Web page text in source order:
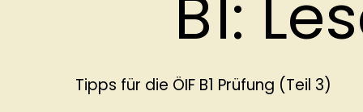
B1:
Tipps für die ÖIF B1 Prüfung (Teil 3)